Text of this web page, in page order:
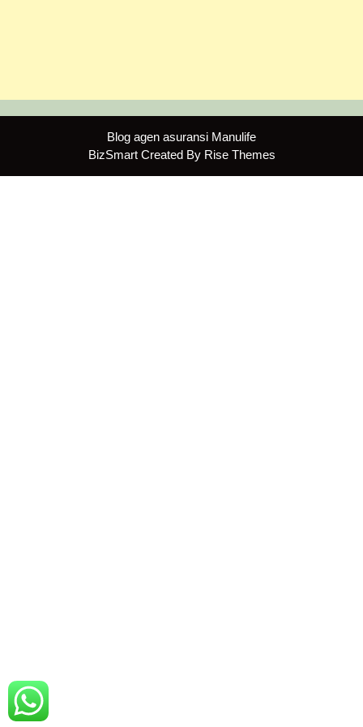
Blog agen asuransi Manulife
BizSmart Created By Rise Themes